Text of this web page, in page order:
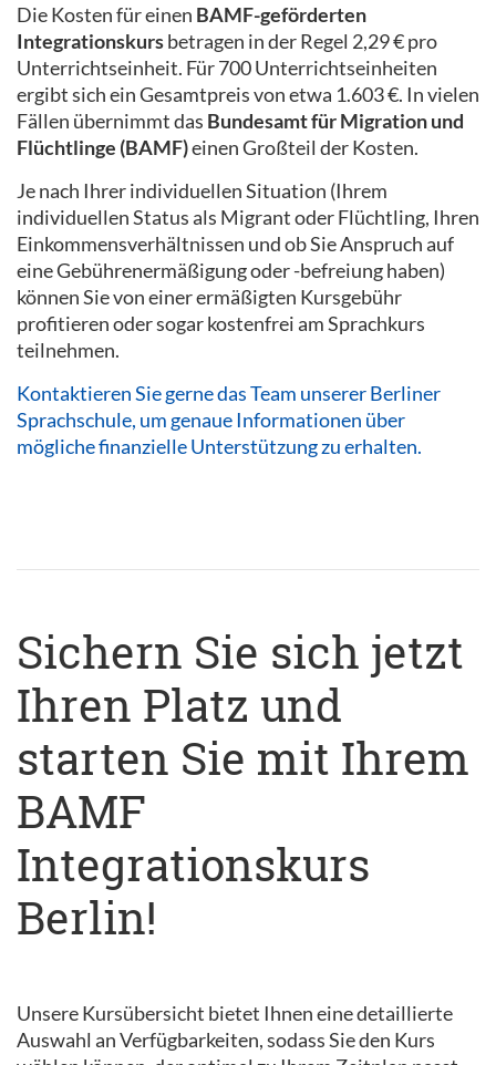
Die Kosten für einen BAMF-geförderten
Integrationskursbetragen in der Regel 2,29 € pro
Unterrichtseinheit. Für 700 Unterrichtseinheiten
ergibt sich ein Gesamtpreis von etwa 1.603 €. In vielen
Fällen übernimmt das Bundesamt für Migration und
Flüchtlinge (BAMF)einen Großteil der Kosten.
Je nach Ihrer individuellen Situation (Ihrem
individuellen Status als Migrant oder Flüchtling, Ihren
Einkommensverhältnissen und ob Sie Anspruch auf
eine Gebührenermäßigung oder -befreiung haben)
können Sie von einer ermäßigten Kursgebühr
profitieren oder sogar kostenfrei am Sprachkurs
teilnehmen.
Kontaktieren Sie gerne das Team unserer Berliner
Sprachschule, um genaue Informationen über
mögliche finanzielle Unterstützung zu erhalten.
Sichern Sie sich jetzt
Ihren Platz und
starten Sie mit Ihrem
BAMF
Integrationskurs
Berlin!
Unsere Kursübersicht bietet Ihnen eine detaillierte
Auswahl an Verfügbarkeiten, sodass Sie den Kurs